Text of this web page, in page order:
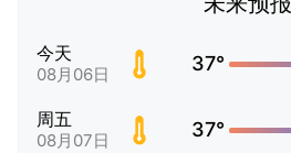
今天
08月06日 37°
周五
08月07日 37°